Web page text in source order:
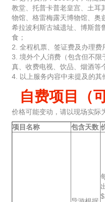
教堂、托普卡普老皇宫、土耳
物馆、格雷梅露天博物馆、奥
希拉波利斯古城遗址、博斯普
食；
2. 全程机票、签证费及办理费
3. 境外个人消费（包含但不
真、收费电视、饮品、烟酒等
4. 以上服务内容中未提及的其
自费项目（
价格可能变动，请以现场实际
项目名称
包含天数